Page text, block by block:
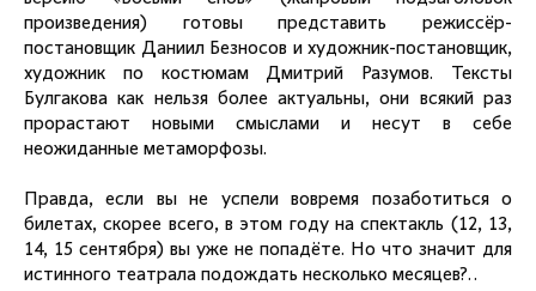
произведения) готовы представить режиссёр-
постановщик Даниил Безносов и художник-постановщик,
художник по костюмам Дмитрий Разумов. Тексты
Булгакова как нельзя более актуальны, они всякий раз
прорастают новыми смыслами и несут в себе
неожиданные метаморфозы.
Правда, если вы не успели вовремя позаботиться о
билетах, скорее всего, в этом году на спектакль (12, 13,
14, 15 сентября) вы уже не попадёте. Но что значит для
истинного театрала подождать несколько месяцев?..